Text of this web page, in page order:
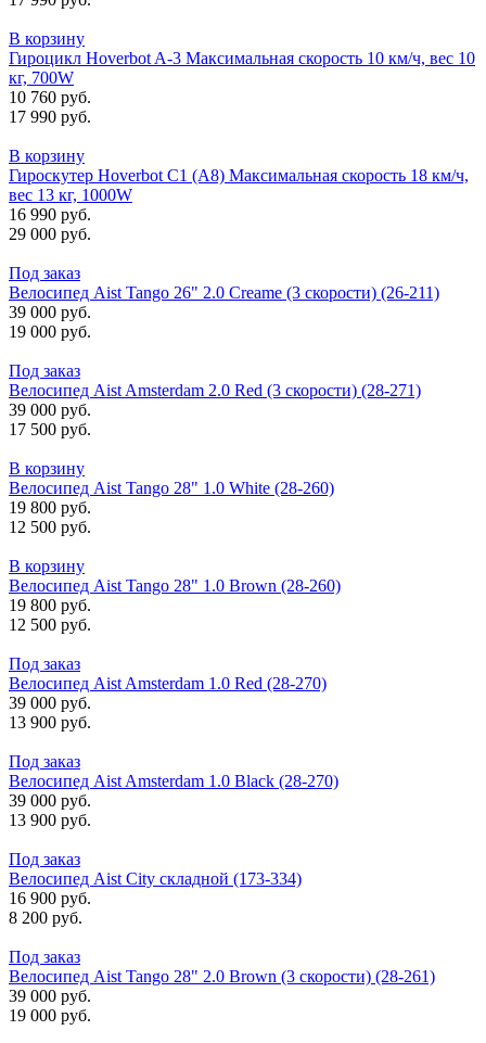
В корзину
Гироцикл Hoverbot A-3 Максимальная скорость 10 км/ч, вес 10
кг, 700W
10 760 руб.
17 990 руб.
В корзину
Гироскутер Hoverbot C1 (А8) Максимальная скорость 18 км/ч,
вес 13 кг, 1000W
16 990 руб.
29 000 руб.
Под заказ
Велосипед Aist Tango 26" 2.0 Creame (3 скорости) (26-211)
39 000 руб.
19 000 руб.
Под заказ
Велосипед Aist Amsterdam 2.0 Red (3 скорости) (28-271)
39 000 руб.
17 500 руб.
В корзину
Велосипед Aist Tango 28" 1.0 White (28-260)
19 800 руб.
12 500 руб.
В корзину
Велосипед Aist Tango 28" 1.0 Brown (28-260)
19 800 руб.
12 500 руб.
Под заказ
Велосипед Aist Amsterdam 1.0 Red (28-270)
39 000 руб.
13 900 руб.
Под заказ
Велосипед Aist Amsterdam 1.0 Black (28-270)
39 000 руб.
13 900 руб.
Под заказ
Велосипед Aist City складной (173-334)
16 900 руб.
8 200 руб.
Под заказ
Велосипед Aist Tango 28" 2.0 Brown (3 скорости) (28-261)
39 000 руб.
19 000 руб.